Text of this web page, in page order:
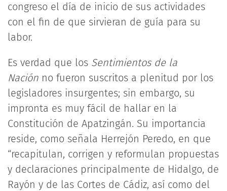
congreso el día de inicio de sus actividades
con el fin de que sirvieran de guía para su
labor.
Es verdad que los Sentimientos de la
Nación no fueron suscritos a plenitud por los
legisladores insurgentes; sin embargo, su
impronta es muy fácil de hallar en la
Constitución de Apatzingán. Su importancia
reside, como señala Herrejón Peredo, en que
“recapitulan, corrigen y reformulan propuestas
y declaraciones principalmente de Hidalgo, de
Rayón y de las Cortes de Cádiz, así como del